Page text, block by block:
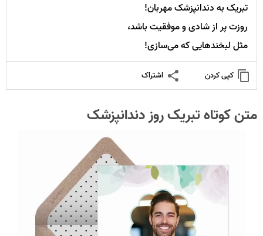
تبریک به دندانپزشک مهربان!
روزت پر از شادی و موفقیت باشد،
مثل لبخندهایی که می‌سازی!
کپی کردن اشتراک
متن کوتاه تبریک روز دندانپزشک